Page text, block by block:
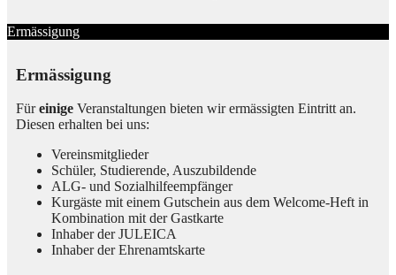
Ermässigung
Ermässigung
Füreinige Veranstaltungen bieten wir ermässigten Eintritt an.
Diesen erhalten bei uns:
Vereinsmitglieder
Schüler, Studierende, Auszubildende
ALG- und Sozialhilfeempfänger
Kurgäste mit einem Gutschein aus dem Welcome-Heft in
Kombination mit der Gastkarte
Inhaber der JULEICA
Inhaber der Ehrenamtskarte